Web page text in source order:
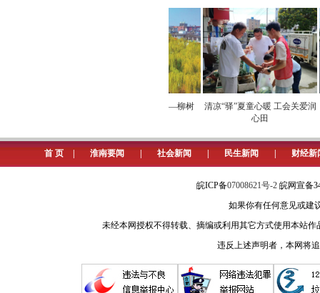
自觉自愿、量力而行的原则，组织身
岗不离党”，为财政国资金融事业发展
聚焦党建赋能，扛牢主责主业。
挥党组织战斗堡垒和党员先锋模范作
后跃居全省前列。坚持勤俭节约艰苦
国资监管提质效。持续推动党的领
监管“1+N”制度体系，完善投融资工
13家，人员招聘压减50%以上。盘活
三是金融助企强活力。找准助企切入
章，2024年实现存贷款综合考核、
度居全省首位。资本运作能力增强，
立秋与淮南“树代”——柳树
清凉“驿”夏童心暖 工会关爱润
心田
首 页 淮南要闻 社会新闻 民生新闻 财经新
皖ICP备07008621号-2 皖网宣备
如果你有任何意见或建
未经本网授权不得转载、摘编或利用其它方式使用本站
违反上述声明者，本网将